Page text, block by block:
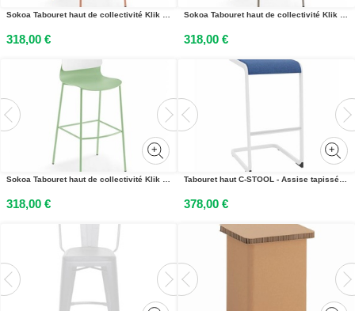
Sokoa Tabouret haut de collectivité Klik en polypropylène - Pieds métal - Corail / Blanc
318,00 €
Sokoa Tabouret haut de collectivité Klik en polypropylène - Pieds métal - Taupe / Blanc
318,00 €
Sokoa Tabouret haut de collectivité Klik en polypropylène - Pieds métal - Vert / Blanc
318,00 €
Tabouret haut C-STOOL - Assise tapissée bleue
378,00 €